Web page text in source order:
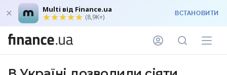
Multi від Finance.ua
(8,9K+) ВСТАНОВИТИ